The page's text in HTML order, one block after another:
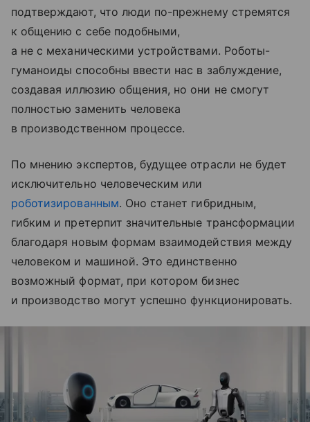
подтверждают, что люди по-прежнему стремятся
к общению с себе подобными,
а не с механическими устройствами. Роботы-
гуманоиды способны ввести нас в заблуждение,
создавая иллюзию общения, но они не смогут
полностью заменить человека
в производственном процессе.
По мнению экспертов, будущее отрасли не будет
исключительно человеческим или
роботизированным. Оно станет гибридным,
гибким и претерпит значительные трансформации
благодаря новым формам взаимодействия между
человеком и машиной. Это единственно
возможный формат, при котором бизнес
и производство могут успешно функционировать.